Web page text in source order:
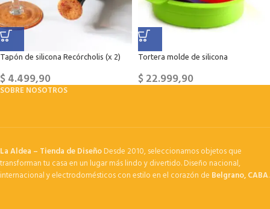
Tapón de silicona Recórcholis (x 2)
$4.499,90
Tortera molde de silicona
$22.999,90
SOBRE NOSOTROS
La Aldea – Tienda de DiseñoDesde 2010, seleccionamos objetos que
transforman tu casa en un lugar más lindo y divertido. Diseño nacional,
internacional y electrodomésticos con estilo en el corazón de Belgrano, CABA.